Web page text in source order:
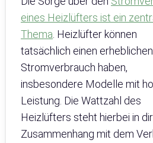
eines Heizlüfters ist ein
Thema . Heizlüfter können
tatsächlich einen erheblichen
Stromverbrauch haben,
insbesondere Modelle mit
Leistung. Die Wattzahl des
Heizlüfters steht hierbei in
Zusammenhang mit dem